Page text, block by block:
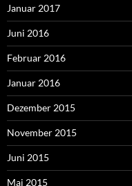
Januar 2017
Juni 2016
Februar 2016
Januar 2016
Dezember 2015
November 2015
Juni 2015
Mai 2015